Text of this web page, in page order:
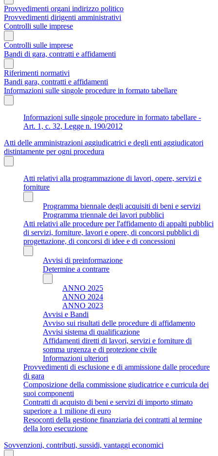
Provvedimenti organi indirizzo politico
Provvedimenti dirigenti amministrativi
Controlli sulle imprese
Controlli sulle imprese
Bandi di gara, contratti e affidamenti
Riferimenti normativi
Bandi gara, contratti e affidamenti
Informazioni sulle singole procedure in formato tabellare
Informazioni sulle singole procedure in formato tabellare -
Art. 1, c. 32, Legge n. 190/2012
Atti delle amministrazioni aggiudicatrici e degli enti aggiudicatori
distintamente per ogni procedura
Atti relativi alla programmazione di lavori, opere, servizi e
forniture
Programma biennale degli acquisiti di beni e servizi
Programma triennale dei lavori pubblici
Atti relativi alle procedure per l'affidamento di appalti pubblici
di servizi, forniture, lavori e opere, di concorsi pubblici di
progettazione, di concorsi di idee e di concessioni
Avvisi di preinformazione
Determine a contrarre
ANNO 2025
ANNO 2024
ANNO 2023
Avvisi e Bandi
Avviso sui risultati delle procedure di affidamento
Avvisi sistema di qualificazione
Affidamenti diretti di lavori, servizi e forniture di
somma urgenza e di protezione civile
Informazioni ulteriori
Provvedimenti di esclusione e di ammissione dalle procedure
di gara
Composizione della commissione giudicatrice e curricula dei
suoi componenti
Contratti di acquisto di beni e servizi di importo stimato
superiore a 1 milione di euro
Resoconti della gestione finanziaria dei contratti al termine
della loro esecuzione
Sovvenzioni, contributi, sussidi, vantaggi economici